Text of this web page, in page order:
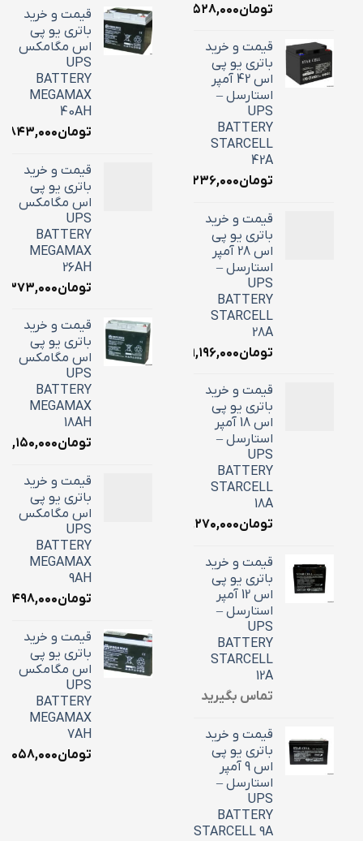
تومان۲۲,۵۲۸,۰۰۰
قیمت و خرید
باتری یو پی
اس 42 آمپر
استارسل –
UPS
BATTERY
STARCELL
42A
تومان۱۶,۲۳۶,۰۰۰
قیمت و خرید
باتری یو پی
اس 28 آمپر
استارسل –
UPS
BATTERY
STARCELL
28A
تومان۹,۱۹۶,۰۰۰
قیمت و خرید
باتری یو پی
اس 18 آمپر
استارسل –
UPS
BATTERY
STARCELL
18A
تومان۶,۲۷۰,۰۰۰
قیمت و خرید
باتری یو پی
اس 12 آمپر
استارسل –
UPS
BATTERY
STARCELL
12A
تماس بگیرید
قیمت و خرید
باتری یو پی
اس 9 آمپر
استارسل –
UPS
BATTERY
STARCELL 9A
قیمت و خرید
باتری یو پی
اس مگامکس
UPS
BATTERY
MEGAMAX
40AH
تومان
قیمت و خرید
باتری یو پی
اس مگامکس
UPS
BATTERY
MEGAMAX
26AH
تومان
قیمت و خرید
باتری یو پی
اس مگامکس
UPS
BATTERY
MEGAMAX
18AH
تومان۷,۱۵۰,۰۰۰
قیمت و خرید
باتری یو پی
اس مگامکس
UPS
BATTERY
MEGAMAX
9AH
تومان
قیمت و خرید
باتری یو پی
اس مگامکس
UPS
BATTERY
MEGAMAX
7AH
تومان